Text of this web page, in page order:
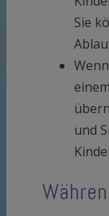
Sie
und